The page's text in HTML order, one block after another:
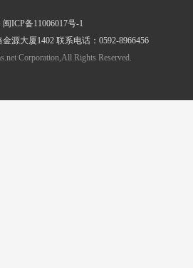
ICP备11006017号-1
源大厦1402 联系电话：0592-8966456
Corporation,All Rights Reserved.